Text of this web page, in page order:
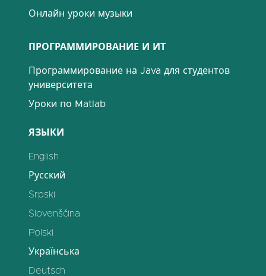
Онлайн уроки музыки
ПРОГРАММИРОВАНИЕ И ИТ
Программирование на Java для студентов
университета
Уроки по Matlab
ЯЗЫКИ
English
Русский
Srpski
Slovenščina
Polski
Українська
Deutsch